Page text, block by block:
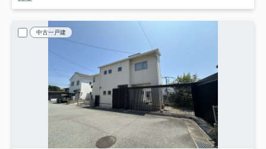
中古一戸建